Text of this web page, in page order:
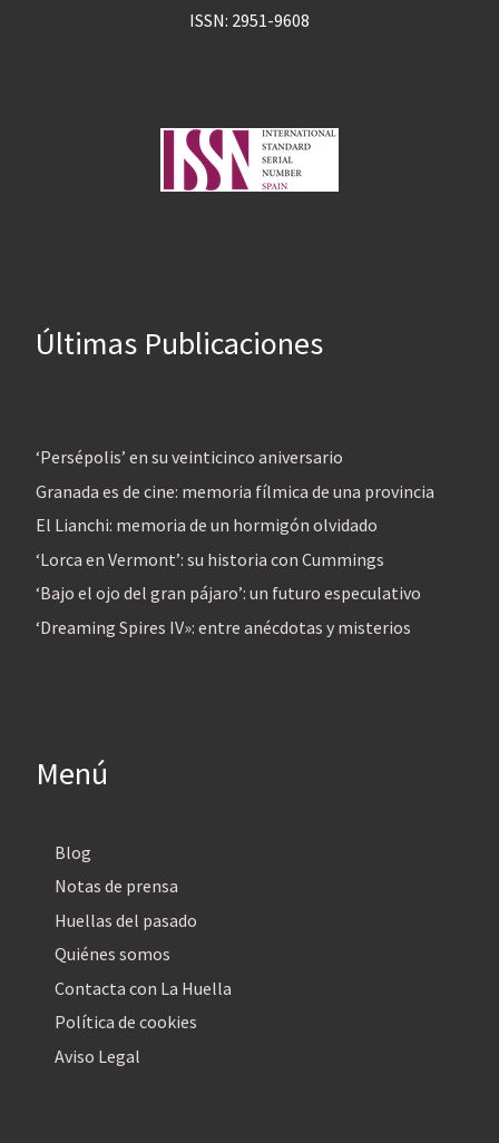
ISSN: 2951-9608
Últimas Publicaciones
‘Persépolis’ en su veinticinco aniversario
Granada es de cine: memoria fílmica de una provincia
El Lianchi: memoria de un hormigón olvidado
‘Lorca en Vermont’: su historia con Cummings
‘Bajo el ojo del gran pájaro’: un futuro especulativo
‘Dreaming Spires IV»: entre anécdotas y misterios
Menú
Blog
Notas de prensa
Huellas del pasado
Quiénes somos
Contacta con La Huella
Política de cookies
Aviso Legal